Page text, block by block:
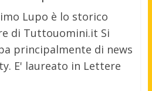
Lupo è lo storico
di Tuttouomini.it Si
principalmente di news
E' laureato in Lettere